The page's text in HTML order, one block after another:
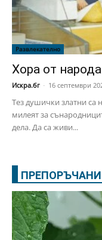
Развлекателно
Хора от народа
Искра.бг - 16 септември
Тез душички златни са
милеят за
дела. Да са живи...
ПРЕПОРЪЧАНИ